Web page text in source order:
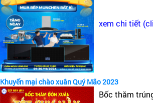
xem chi tiết
Khuyến mại chào xuân Quý Mão 2023
Bốc thăm